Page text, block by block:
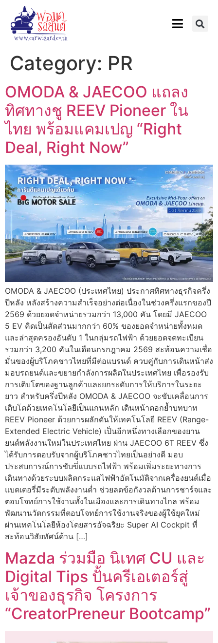
Category: PR
OMODA & JAECOO แถลง
ทิศทางชู REEV Pioneer ใน
ไทย พร้อมแคมเปญ “Right
Deal, Right Now”
OMODA & JAECOO (ประเทศไทย) ประกาศทิศทางธุรกิจครึ่ง
ปีหลัง หลังสร้างความสำเร็จอย่างต่อเนื่องในช่วงครึ่งแรกของปี
2569 ด้วยยอดจำหน่ายรวมกว่า 13,000 คัน โดยมี JAECOO
5 EV คิดเป็นสัดส่วนมากกว่า 60% ของยอดจำหน่ายทั้งหมด
และล่าสุดครองอันดับ 1 ในกลุ่มรถไฟฟ้า ด้วยยอดจดทะเบียน
รวมกว่า 3,200 คันในเดือนกรกฎาคม 2569 สะท้อนความเชื่อ
มั่นของผู้บริโภคชาวไทยที่มีต่อแบรนด์ ควบคู่กับการเดินหน้าส่ง
มอบรถยนต์และขยายกำลังการผลิตในประเทศไทย เพื่อรองรับ
การเติบโตของฐานลูกค้าและยกระดับการให้บริการในระยะ
ยาว สำหรับครึ่งปีหลัง OMODA & JAECOO จะขับเคลื่อนการ
เติบโตด้วยเทคโนโลยีเป็นแกนหลัก เดินหน้าตอกย้ำบทบาท
REEV Pioneer ด้วยการผลักดันให้เทคโนโลยี REEV (Range-
Extended Electric Vehicle) เป็นอีกหนึ่งทางเลือกของยาน
ยนต์พลังงานใหม่ในประเทศไทย ผ่าน JAECOO 6T REEV ซึ่ง
ได้รับการตอบรับจากผู้บริโภคชาวไทยเป็นอย่างดี มอบ
ประสบการณ์การขับขี่แบบรถไฟฟ้า พร้อมเพิ่มระยะทางการ
เดินทางด้วยระบบผลิตกระแสไฟฟ้าอัตโนมัติจากเครื่องยนต์เมื่อ
แบตเตอรี่มีระดับพลังงานต่ำ ช่วยลดข้อกังวลด้านการชาร์จและ
ตอบโจทย์การใช้งานทั้งในเมืองและการเดินทางไกล พร้อม
พัฒนานวัตกรรมที่ตอบโจทย์การใช้งานจริงของผู้ใช้ยุคใหม่
ผ่านเทคโนโลยีห้องโดยสารอัจฉริยะ Super AI Cockpit ที่
สะท้อนวิสัยทัศน์ด้าน […]
Mazda ร่วมมือ นิเทศ CU และ
Digital Tips ปั้นครีเอเตอร์สู่
เจ้าของธุรกิจ โครงการ
“CreatorPreneur Bootcamp”